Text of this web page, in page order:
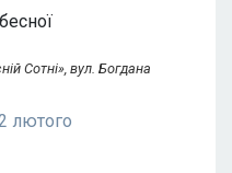
Сотні», вул. Богдана
лютого